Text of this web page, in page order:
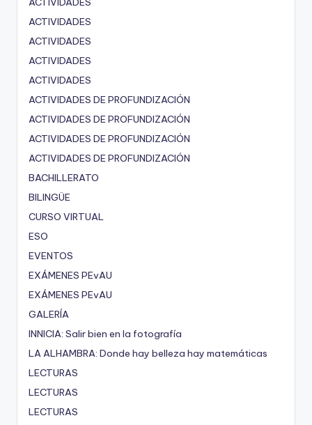
ACTIVIDADES
ACTIVIDADES
ACTIVIDADES
ACTIVIDADES
ACTIVIDADES DE PROFUNDIZACIÓN
ACTIVIDADES DE PROFUNDIZACIÓN
ACTIVIDADES DE PROFUNDIZACIÓN
ACTIVIDADES DE PROFUNDIZACIÓN
BACHILLERATO
BILINGÜE
CURSO VIRTUAL
ESO
EVENTOS
EXÁMENES PEvAU
EXÁMENES PEvAU
GALERÍA
INNICIA: Salir bien en la fotografía
LA ALHAMBRA: Donde hay belleza hay matemáticas
LECTURAS
LECTURAS
LECTURAS